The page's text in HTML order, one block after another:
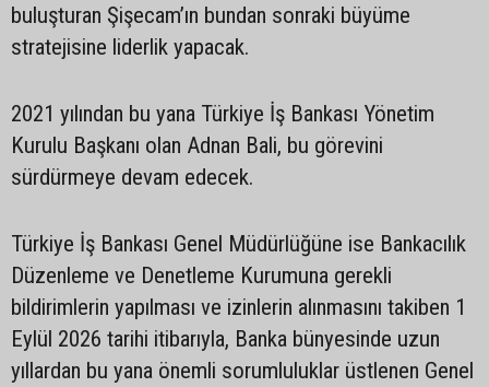
buluşturan Şişecam’ın bundan sonraki büyüme
stratejisine liderlik yapacak.
2021 yılından bu yana Türkiye İş Bankası Yönetim
Kurulu Başkanı olan Adnan Bali, bu görevini
sürdürmeye devam edecek.
Türkiye İş Bankası Genel Müdürlüğüne ise Bankacılık
Düzenleme ve Denetleme Kurumuna gerekli
bildirimlerin yapılması ve izinlerin alınmasını takiben 1
Eylül 2026 tarihi itibarıyla, Banka bünyesinde uzun
yıllardan bu yana önemli sorumluluklar üstlenen Genel